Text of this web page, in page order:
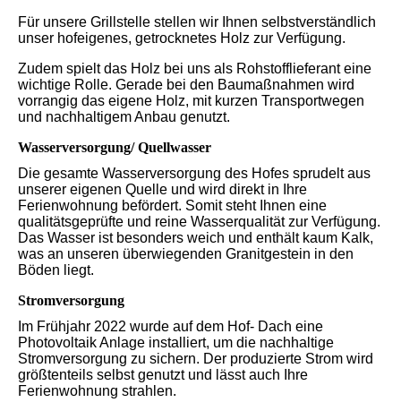
Für unsere Grillstelle stellen wir Ihnen selbstverständlich
unser hofeigenes, getrocknetes Holz zur Verfügung.
Zudem spielt das Holz bei uns als Rohstofflieferant eine
wichtige Rolle. Gerade bei den Baumaßnahmen wird
vorrangig das eigene Holz, mit kurzen Transportwegen
und nachhaltigem Anbau genutzt.
Wasserversorgung/ Quellwasser
Die gesamte Wasserversorgung des Hofes sprudelt aus
unserer eigenen Quelle und wird direkt in Ihre
Ferienwohnung befördert. Somit steht Ihnen eine
qualitätsgeprüfte und reine Wasserqualität zur Verfügung.
Das Wasser ist besonders weich und enthält kaum Kalk,
was an unseren überwiegenden Granitgestein in den
Böden liegt.
Stromversorgung
Im Frühjahr 2022 wurde auf dem Hof- Dach eine
Photovoltaik Anlage installiert, um die nachhaltige
Stromversorgung zu sichern. Der produzierte Strom wird
größtenteils selbst genutzt und lässt auch Ihre
Ferienwohnung strahlen.